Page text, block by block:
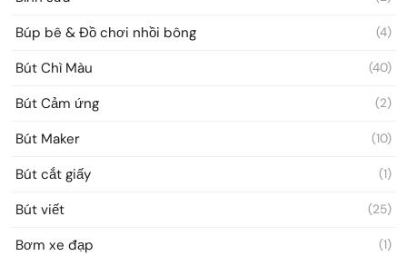
Búp bê & Đồ chơi nhồi bông (4)
Bút Chì Màu (40)
Bút Cảm ứng (2)
Bút Maker (10)
Bút cắt giấy (1)
Bút viết (25)
Bơm xe đạp (1)